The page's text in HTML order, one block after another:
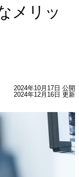
メリッ
2024年10月17日 公開
2024年12月16日 更新